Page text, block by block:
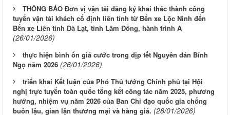
THÔNG BÁO Đơn vị vận tải đăng ký khai thác thành công
tuyến vận tải khách cố định liên tỉnh từ Bến xe Lộc Ninh đến
Bến xe Liên tỉnh Đà Lạt, tỉnh Lâm Đồng, hành trình A
(26/01/2026)
thực hiện bình ổn giá cước trong dịp tết Nguyên đán Bính
Ngọ năm 2026 (26/01/2026)
triển khai Kết luận của Phó Thủ tướng Chính phủ tại Hội
nghị trực tuyến toàn quốc tổng kết công tác năm 2025, phương
hướng, nhiệm vụ năm 2026 của Ban Chỉ đạo quốc gia chống
buôn lậu, gian lận thương mại và hàng giả. (28/01/2026)